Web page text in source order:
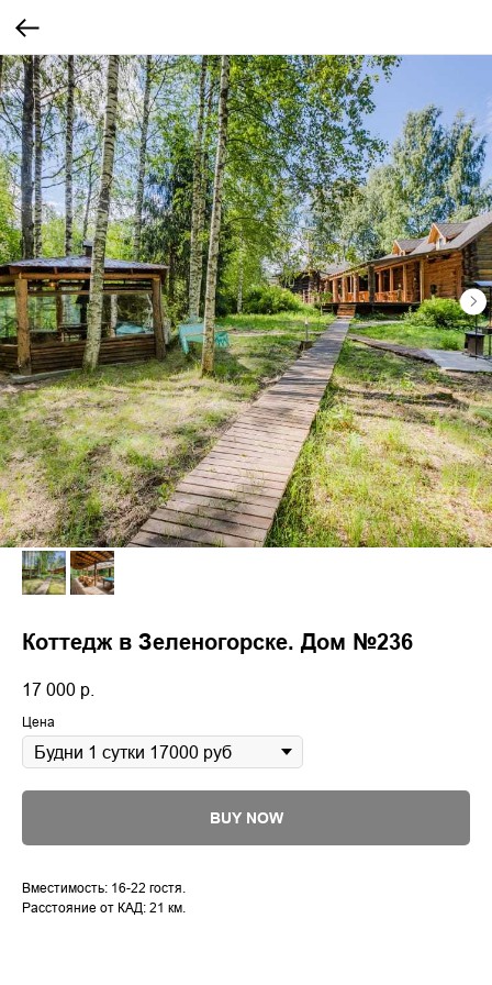
Коттедж в Зеленогорске. Дом №236
17 000 р.
Цена
BUY NOW
Вместимость: 16-22 гостя.
Расстояние от КАД: 21 км.